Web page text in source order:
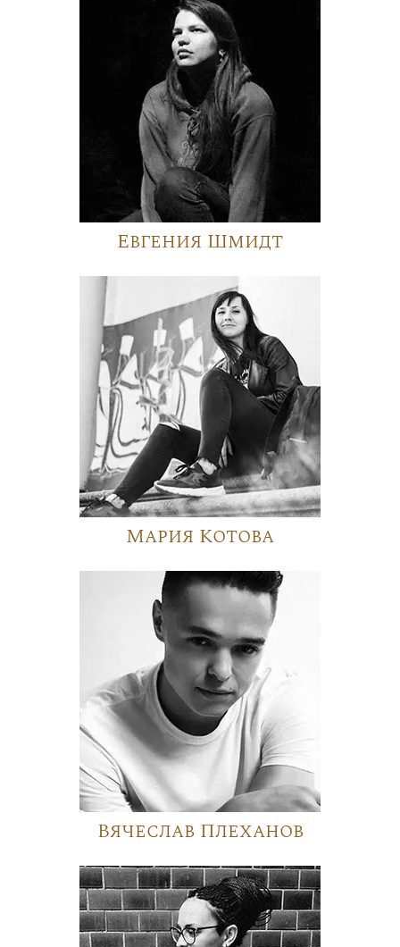
Евгения Шмидт
Мария Котова
Вячеслав Плеханов